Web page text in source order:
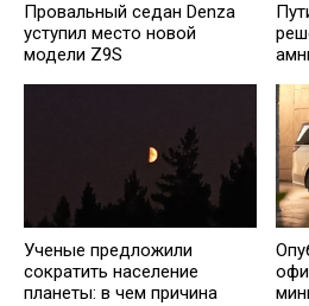
Провальный седан Denza
уступил место новой
модели Z9S
Ученые предложили
сократить население
планеты: в чем причина